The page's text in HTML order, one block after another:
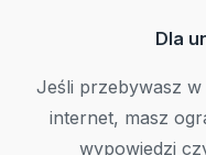
Dla
Jeśli przebywasz
internet, masz
wypowiedzi